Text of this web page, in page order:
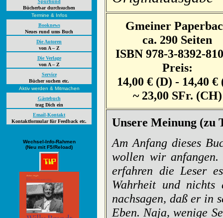
Spürhund
Bücherbar durchsuchen
Termine & Infos
Booknews
Neues rund ums Buch
Die Autoren
von A – Z
Die Verlage
von A – Z
Service
Bücher suchen etc.
Aktiv werden & Mitmachen
Gästebuch
trag Dich ein
Email-Kontakt
Kontaktformular für Feedback etc.
Wechsel-Info-Rahmen
(Neu mit F5/Reload)
Gmeiner
ca. 290 Seiten
ISBN 978-3-8392-
Preis:
14,00 € (D) - 14,40 €
~ 23,00 SFr. (CH)
Unsere Meinung (zu
Am Anfang dieses
wollen wir
erfahren die Leser
Wahrheit und
nachsagen, daß er in
Eben. Naja, wenige